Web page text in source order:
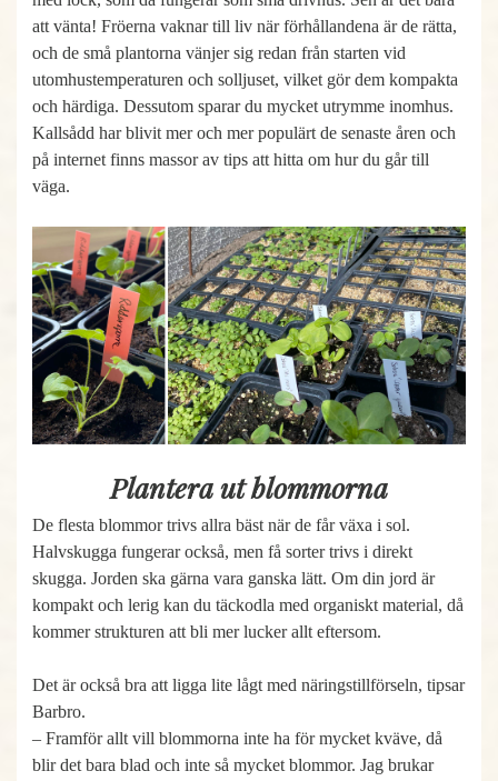
att vänta! Fröerna vaknar till liv när förhållandena är de rätta,
och de små plantorna vänjer sig redan från starten vid
utomhustemperaturen och solljuset, vilket gör dem kompakta
och härdiga. Dessutom sparar du mycket utrymme inomhus.
Kallsådd har blivit mer och mer populärt de senaste åren och
på internet finns massor av tips att hitta om hur du går till
väga.
Plantera ut blommorna
De flesta blommor trivs allra bäst när de får växa i sol.
Halvskugga fungerar också, men få sorter trivs i direkt
skugga. Jorden ska gärna vara ganska lätt. Om din jord är
kompakt och lerig kan du täckodla med organiskt material, då
kommer strukturen att bli mer lucker allt eftersom.
Det är också bra att ligga lite lågt med näringstillförseln, tipsar
Barbro.
– Framför allt vill blommorna inte ha för mycket kväve, då
blir det bara blad och inte så mycket blommor. Jag brukar